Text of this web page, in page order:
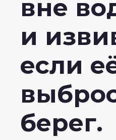
вне
и
если
берег.